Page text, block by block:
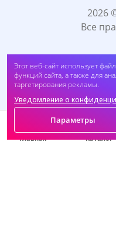
Этот веб-сайт использует
функций сайта, а также для
таргетирования рекламы.
Уведомление о
Параметры
2026
Все
Главная Каталог